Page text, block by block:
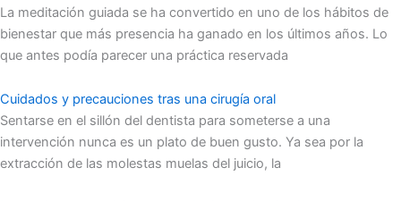
La meditación guiada se ha convertido en uno de los hábitos de
bienestar que más presencia ha ganado en los últimos años. Lo
que antes podía parecer una práctica reservada
Cuidados y precauciones tras una cirugía oral
Sentarse en el sillón del dentista para someterse a una
intervención nunca es un plato de buen gusto. Ya sea por la
extracción de las molestas muelas del juicio, la